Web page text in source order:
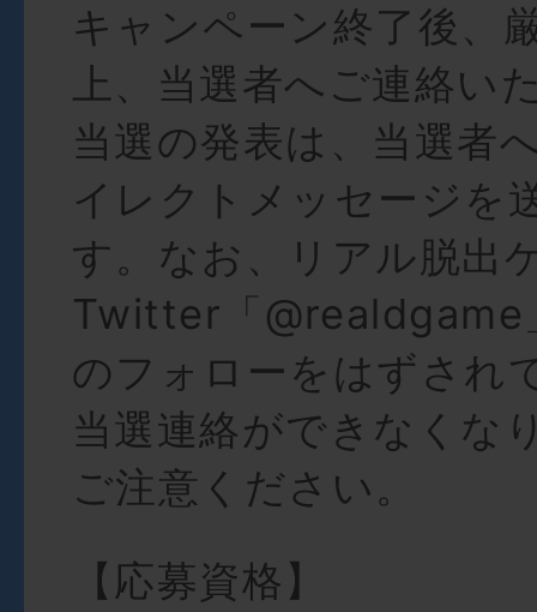
キャンペーン終了後、
上、当選者へご連絡い
当選の発表は、当選者
イレクトメッセージを
す。なお、リアル脱出
Twitter「@realdgame
のフォローをはずされ
当選連絡ができなくな
ご注意ください。
【応募資格】